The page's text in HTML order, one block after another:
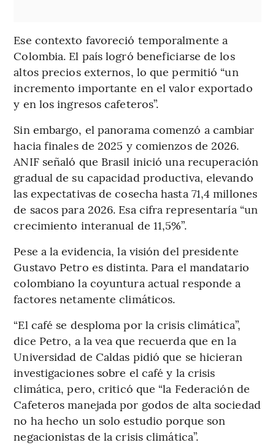
Ese contexto favoreció temporalmente a
Colombia. El país logró beneficiarse de los
altos precios externos, lo que permitió “un
incremento importante en el valor exportado
y en los ingresos cafeteros”.
Sin embargo, el panorama comenzó a cambiar
hacia finales de 2025 y comienzos de 2026.
ANIF señaló que Brasil inició una recuperación
gradual de su capacidad productiva, elevando
las expectativas de cosecha hasta 71,4 millones
de sacos para 2026. Esa cifra representaría “un
crecimiento interanual de 11,5%”.
Pese a la evidencia, la visión del presidente
Gustavo Petro es distinta. Para el mandatario
colombiano la coyuntura actual responde a
factores netamente climáticos.
“El café se desploma por la crisis climática”,
dice Petro, a la vea que recuerda que en la
Universidad de Caldas pidió que se hicieran
investigaciones sobre el café y la crisis
climática, pero, criticó que “la Federación de
Cafeteros manejada por godos de alta sociedad
no ha hecho un solo estudio porque son
negacionistas de la crisis climática”.